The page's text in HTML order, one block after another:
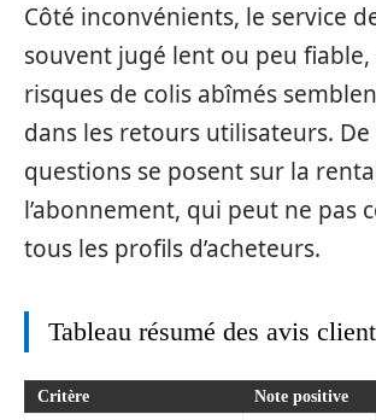
Côté inconvénients, le service
souvent jugé lent ou peu fiable,
risques de colis abîmés
dans les retours utilisateurs. De
questions se posent sur la
l’abonnement, qui peut ne pas
tous les profils d’acheteurs.
Tableau résumé des avis
Critère Note positive